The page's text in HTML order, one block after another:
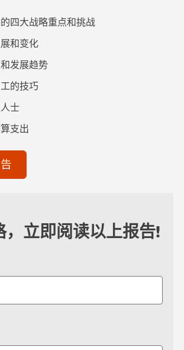
四大战略重点和挑战
和变化
发展趋势
的技巧
士
支出
，立即阅读以上报告!